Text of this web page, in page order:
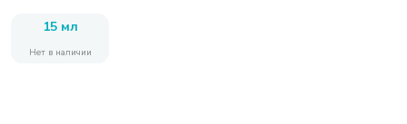
15 мл
Нет в наличии